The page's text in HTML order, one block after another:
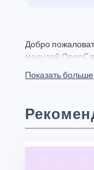
Добро
модулей
поступлении
товара v2.0.1 -
позволит вам
Показать больше